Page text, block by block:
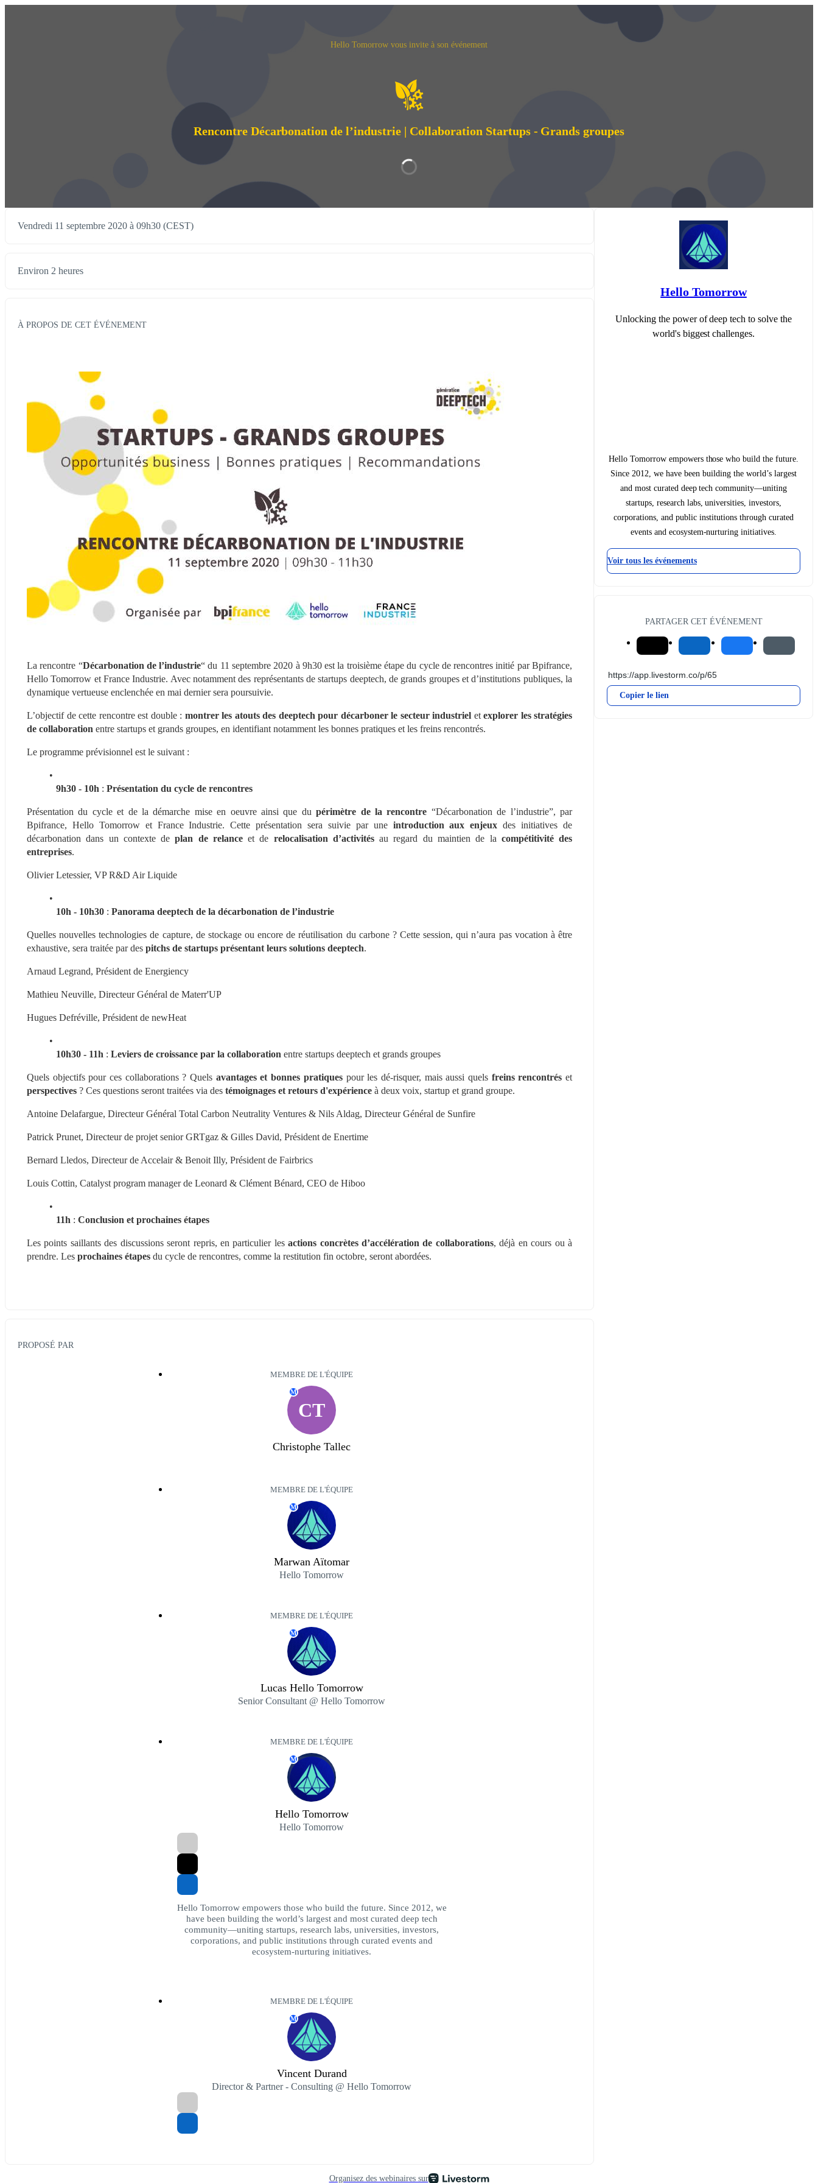
Hello Tomorrow vous invite à son événement
Rencontre Décarbonation de l’industrie | Collaboration Startups - Grands groupes
Vendredi 11 septembre 2020 à 09h30 (CEST)
Environ 2 heures
À PROPOS DE CET ÉVÉNEMENT
La rencontre “Décarbonation de l’industrie“ du 11 septembre 2020 à 9h30 est la troisième étape du cycle de rencontres initié par Bpifrance,
Hello Tomorrow et France Industrie. Avec notamment des représentants de startups deeptech, de grands groupes et d’institutions publiques, la
dynamique vertueuse enclenchée en mai dernier sera poursuivie.
L’objectif de cette rencontre est double : montrer les atouts des deeptech pour décarboner le secteur industriel et explorer les stratégies
de collaboration entre startups et grands groupes, en identifiant notamment les bonnes pratiques et les freins rencontrés.
Le programme prévisionnel est le suivant :
9h30 - 10h : Présentation du cycle de rencontres
Présentation du cycle et de la démarche mise en oeuvre ainsi que du périmètre de la rencontre “Décarbonation de l’industrie”, par
Bpifrance, Hello Tomorrow et France Industrie. Cette présentation sera suivie par une introduction aux enjeux des initiatives de
décarbonation dans un contexte de plan de relance et de relocalisation d’activités au regard du maintien de la compétitivité des
entreprises.
Olivier Letessier, VP R&D Air Liquide
10h - 10h30 : Panorama deeptech de la décarbonation de l’industrie
Quelles nouvelles technologies de capture, de stockage ou encore de réutilisation du carbone ? Cette session, qui n’aura pas vocation à être
exhaustive, sera traitée par des pitchs de startups présentant leurs solutions deeptech.
Arnaud Legrand, Président de Energiency
Mathieu Neuville, Directeur Général de Materr'UP
Hugues Defréville, Président de newHeat
10h30 - 11h : Leviers de croissance par la collaboration entre startups deeptech et grands groupes
Quels objectifs pour ces collaborations ? Quels avantages et bonnes pratiques pour les dé-risquer, mais aussi quels freins rencontrés
perspectives ? Ces questions seront traitées via des témoignages et retours d'expérience à deux voix, startup et grand groupe.
Antoine Delafargue, Directeur Général Total Carbon Neutrality Ventures & Nils Aldag, Directeur Général de Sunfire
Patrick Prunet, Directeur de projet senior GRTgaz & Gilles David, Président de Enertime
Bernard Lledos, Directeur de Accelair & Benoit Illy, Président de Fairbrics
Louis Cottin, Catalyst program manager de Leonard & Clément Bénard, CEO de Hiboo
11h : Conclusion et prochaines étapes
Les points saillants des discussions seront repris, en particulier les actions concrètes d’accélération de collaborations, déjà en cours ou à
prendre. Les prochaines étapes du cycle de rencontres, comme la restitution fin octobre, seront abordées.
PROPOSÉ PAR
MEMBRE DE L'ÉQUIPE
CT
M
Christophe Tallec
MEMBRE DE L'ÉQUIPE
M
Marwan Aïtomar
Hello Tomorrow
MEMBRE DE L'ÉQUIPE
M
Lucas Hello Tomorrow
Senior Consultant @ Hello Tomorrow
MEMBRE DE L'ÉQUIPE
M
Hello Tomorrow
Hello Tomorrow
Hello Tomorrow empowers those who build the future. Since 2012, we
have been building the world’s largest and most curated deep tech
community—uniting startups, research labs, universities, investors,
corporations, and public institutions through curated events and
ecosystem-nurturing initiatives.
MEMBRE DE L'ÉQUIPE
M
Vincent Durand
Director & Partner - Consulting @ Hello Tomorrow
Hello Tomorrow
Unlocking the power of deep tech to solve the
world's biggest challenges.
Hello Tomorrow empowers those who build the future.
Since 2012, we have been building the world’s largest
and most curated deep tech community—uniting
startups, research labs, universities, investors,
corporations, and public institutions through curated
events and ecosystem-nurturing initiatives.
Voir tous les événements
PARTAGER CET ÉVÉNEMENT
Copier le lien
Organisez des webinaires sur